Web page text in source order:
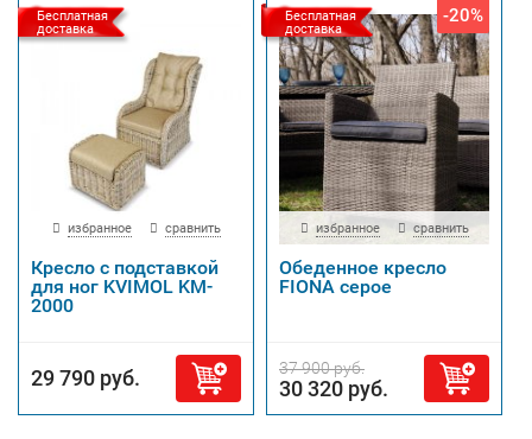
Бесплатная
доставка
избранное сравнить
Кресло с подставкой
для ног KVIMOL KM-
2000
29 790 руб.
Бесплатная
доставка
-20%
избранное сравнить
Обеденное кресло
FIONA серое
37 900 руб.
30 320 руб.